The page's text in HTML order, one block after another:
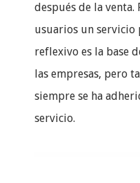
después de la
usuarios un
reflexivo es la base
las empresas, pero
siempre se ha
servicio.